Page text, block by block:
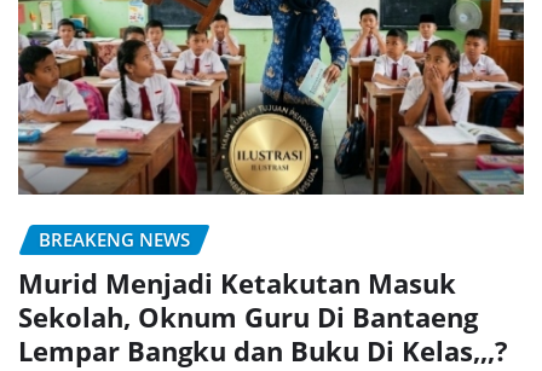
BREAKENG NEWS
Murid Menjadi Ketakutan Masuk
Sekolah, Oknum Guru Di Bantaeng
Lempar Bangku dan Buku Di Kelas,,,?